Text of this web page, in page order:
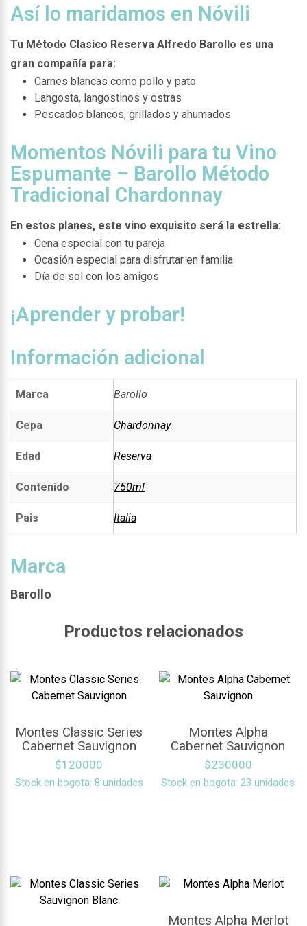
Así lo maridamos en Nóvili
Tu Método Clasico Reserva Alfredo Barollo es una
gran compañía para:
Carnes blancas como pollo y pato
Langosta, langostinos y ostras
Pescados blancos, grillados y ahumados
Momentos Nóvili para tu Vino
Espumante – Barollo Método
Tradicional Chardonnay
En estos planes, este vino exquisito será la estrella:
Cena especial con tu pareja
Ocasión especial para disfrutar en familia
Día de sol con los amigos
¡Aprender y probar!
Información adicional
Marca Barollo
Cepa Chardonnay
Edad Reserva
Contenido 750ml
Pais Italia
Marca
Barollo
Productos relacionados
Montes Classic Series
Cabernet Sauvignon
$120000
Stock en bogota: 8 unidades
Montes Alpha
Cabernet Sauvignon
$230000
Stock en bogota: 23 unidades
Montes Alpha Merlot